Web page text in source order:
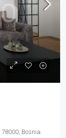
Bosnia